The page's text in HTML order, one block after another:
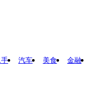
手 汽车 美食 金融